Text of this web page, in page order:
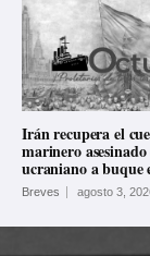
Irán recupera el
marinero
ucraniano a buque
Breves agosto 3,